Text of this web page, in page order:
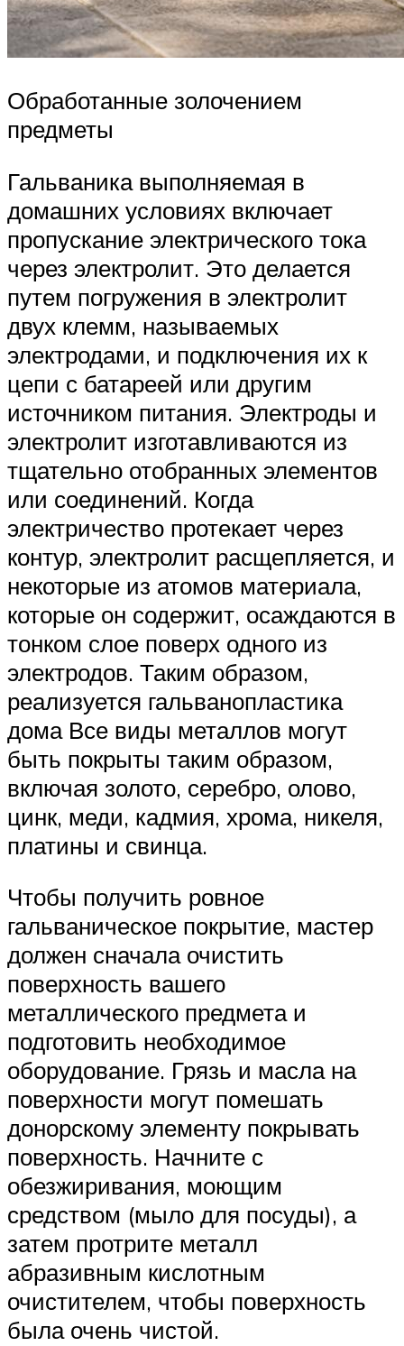
Обработанные золочением
предметы
Гальваника выполняемая в
домашних условиях включает
пропускание электрического тока
через электролит. Это делается
путем погружения в электролит
двух клемм, называемых
электродами, и подключения их к
цепи с батареей или другим
источником питания. Электроды и
электролит изготавливаются из
тщательно отобранных элементов
или соединений. Когда
электричество протекает через
контур, электролит расщепляется, и
некоторые из атомов материала,
которые он содержит, осаждаются в
тонком слое поверх одного из
электродов. Таким образом,
реализуется гальванопластика
дома Все виды металлов могут
быть покрыты таким образом,
включая золото, серебро, олово,
цинк, меди, кадмия, хрома, никеля,
платины и свинца.
Чтобы получить ровное
гальваническое покрытие, мастер
должен сначала очистить
поверхность вашего
металлического предмета и
подготовить необходимое
оборудование. Грязь и масла на
поверхности могут помешать
донорскому элементу покрывать
поверхность. Начните с
обезжиривания, моющим
средством (мыло для посуды), а
затем протрите металл
абразивным кислотным
очистителем, чтобы поверхность
была очень чистой.